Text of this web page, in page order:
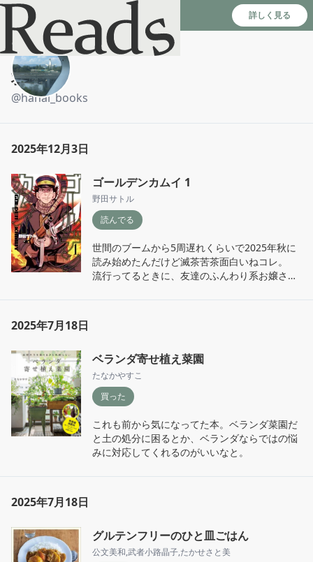
Reads - 読書のSNS＆記録アプリ 詳しく見る
羽菜
@hanai_books
2025年12月3日
ゴールデンカムイ 1
野田サトル
読んでる
世間のブームから5周遅れくらいで2025年秋に
読み始めたんだけど滅茶苦茶面白いねコレ。
流行ってるときに、友達のふんわり系お嬢さん
何がいいって、主人公バディ2人のキャラ設定&
関係性が好感度高すぎるのよ。
主人公のひとり＝アシリパは10歳にして大人の
につけた勇敢な少女。名前はアイヌ語で「明
日」や「未来」をあらわし、伝統的な女性の役
割にとどまらない新しいアイヌの女になるのだ
で死地を生き抜き帰還。同郷の亡くなった親友
の妻であり自身の初恋相手でもある梅子の目の
治療のために失われた金塊を追う。
2025年7月18日
ベランダ寄せ植え菜園
たなかやすこ
買った
これも前から気になってた本。ベランダ菜園だ
と土の処分に困るとか、ベランダならではの悩
みに対応してくれるのがいいなと。
2025年7月18日
グルテンフリーのひと皿ごはん
公文美和,武者小路晶子,たかせさと美